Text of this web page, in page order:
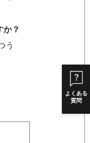
よくある
質問
か？
う